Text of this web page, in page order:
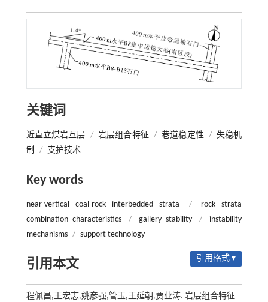
关键词
近直立煤岩互层 / 岩层组合特征 / 巷道稳定性 / 失稳机
制
/ 支护技术
Key words
near-vertical coal-rock interbedded strata /
rock strata
combination characteristics
/ gallery stability /
instability
mechanisms / support technology
引用本文 引用格式 ▾
程佩昌,王宏志,姚彦强,管玉,王延朝,贾业涛. 岩层组合特征